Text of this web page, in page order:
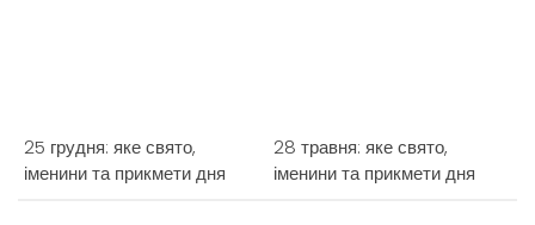
25 грудня: яке свято,
іменини та прикмети дня
28 травня: яке свято,
іменини та прикмети дня